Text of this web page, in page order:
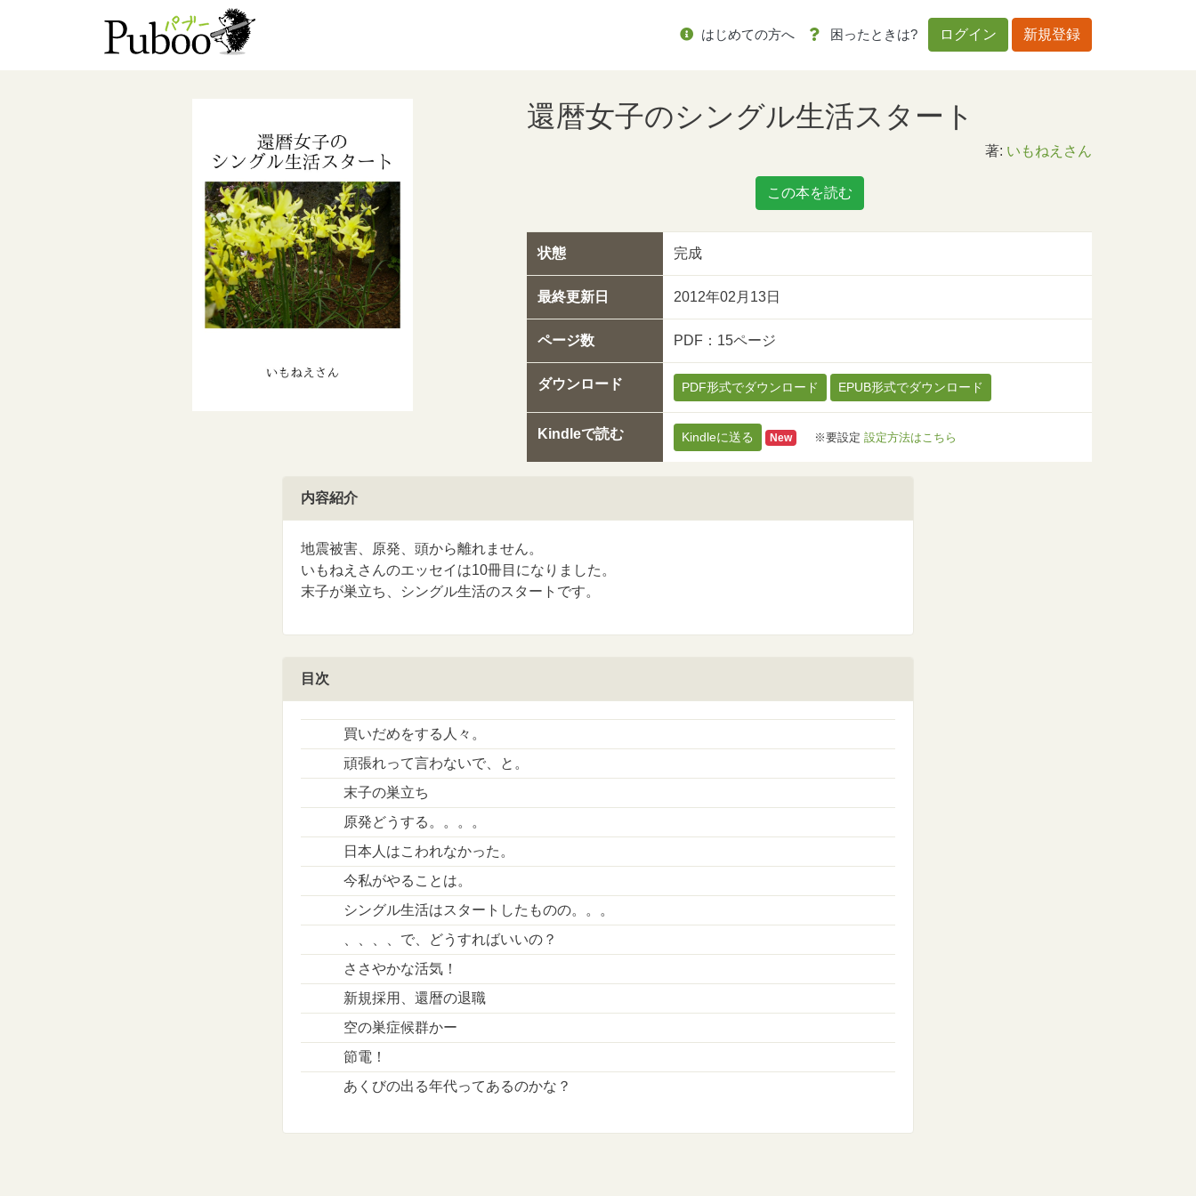
はじめての方へ 困ったときは? ログイン 新規登録
還暦女子のシングル生活スタート
著: いもねえさん
この本を読む
状態 完成
最終更新日 2012年02月13日
ページ数 PDF：15ページ
ダウンロード PDF形式でダウンロード EPUB形式でダウンロード
Kindleで読む Kindleに送る New ※要設定 設定方法はこちら
内容紹介
地震被害、原発、頭から離れません。
いもねえさんのエッセイは10冊目になりました。
末子が巣立ち、シングル生活のスタートです。
目次
買いだめをする人々。
頑張れって言わないで、と。
末子の巣立ち
原発どうする。。。。
日本人はこわれなかった。
今私がやることは。
シングル生活はスタートしたものの。。。
、、、、で、どうすればいいの？
ささやかな活気！
新規採用、還暦の退職
空の巣症候群かー
節電！
あくびの出る年代ってあるのかな？